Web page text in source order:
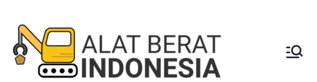
content
Jasa Sewa Alat